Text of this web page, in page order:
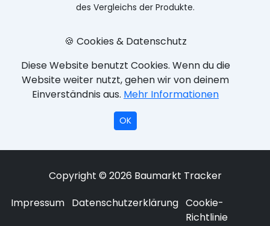
des Vergleichs der Produkte.
🍪 Cookies & Datenschutz
Diese Website benutzt Cookies. Wenn du die
Website weiter nutzt, gehen wir von deinem
Einverständnis aus. Mehr Informationen
OK
Copyright © 2026 Baumarkt Tracker
Impressum Datenschutzerklärung Cookie-
Richtlinie